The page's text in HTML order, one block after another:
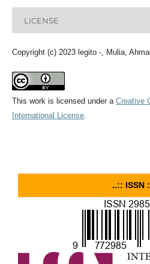
LICENSE
Copyright (c) 2023 legito -, Mulia,
This work is licensed under a Creative
International License.
..:: ISSN